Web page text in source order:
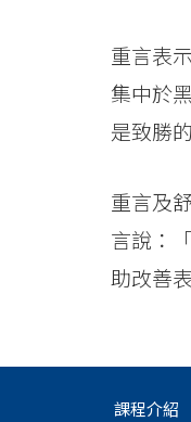
重言表
集中於
是致勝
重言及
言說：
助改善
課程介紹